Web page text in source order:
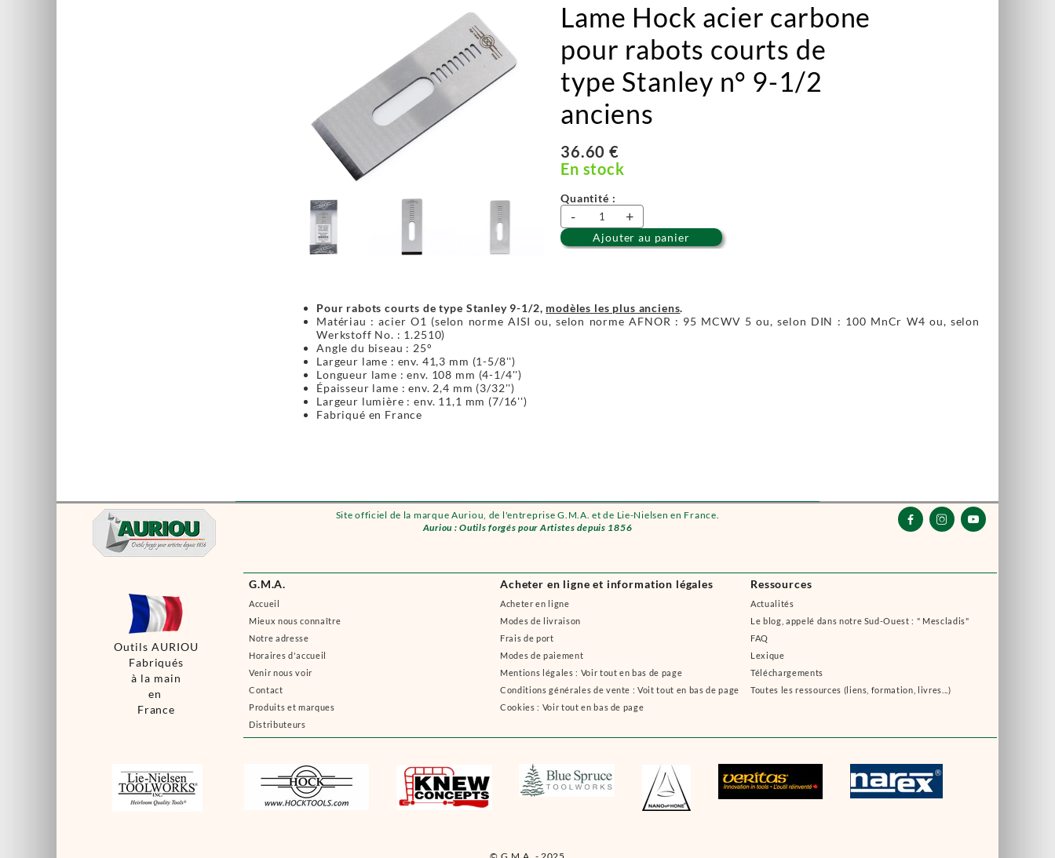
Site officiel de la marque Auriou, de l'entreprise G.M.A. et de Lie-Nielsen en France.
Auriou : Outils forgés pour Artistes depuis 1856
G.M.A.
Accueil
Mieux nous connaître
Notre adresse
Horaires d'accueil
Venir nous voir
Contact
Produits et marques
Distributeurs
Acheter en ligne et information légales
Acheter en ligne
Modes de livraison
Frais de port
Modes de paiement
Mentions légales : Voir tout en bas de page
Conditions générales de vente : Voit tout en bas de page
Cookies : Voir tout en bas de page
Ressources
Actualités
Le blog, appelé dans notre Sud-Ouest : " Mescladis"
FAQ
Lexique
Téléchargements
Toutes les ressources (liens, formation, livres...)
  
Outils AURIOU
Fabriqués
à la main
en
France
Lame Hock acier carbone
pour rabots courts de
type Stanley n° 9-1/2
anciens
36.60 €
En stock
Quantité :
- +
Ajouter au panier
Pour rabots courts de type Stanley 9-1/2, modèles les plus anciens.
Matériau : acier O1 (selon norme AISI ou, selon norme AFNOR : 95 MCWV 5 ou, selon DIN : 100 MnCr W4 ou, selon
Werkstoff No. : 1.2510)
Angle du biseau : 25°
Largeur lame : env. 41,3 mm (1-5/8'')
Longueur lame : env. 108 mm (4-1/4'')
Épaisseur lame : env. 2,4 mm (3/32'')
Largeur lumière : env. 11,1 mm (7/16'')
Fabriqué en France